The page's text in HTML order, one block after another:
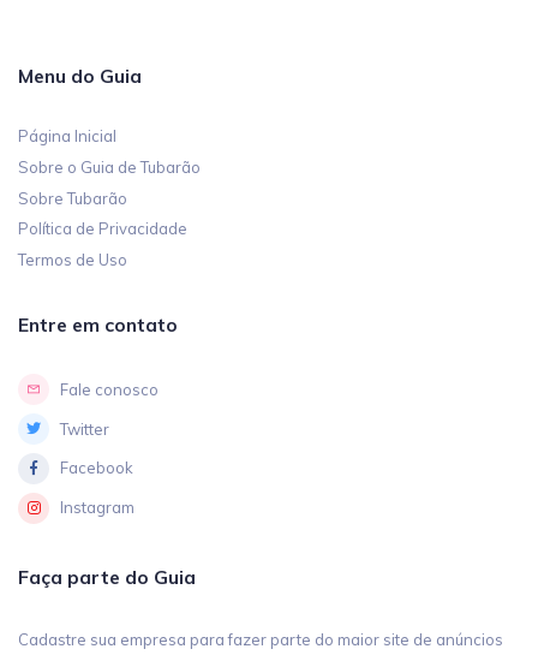
Menu do Guia
Página Inicial
Sobre o Guia de Tubarão
Sobre Tubarão
Política de Privacidade
Termos de Uso
Entre em contato
Fale conosco
Twitter
Facebook
Instagram
Faça parte do Guia
Cadastre sua empresa para fazer parte do maior site de anúncios